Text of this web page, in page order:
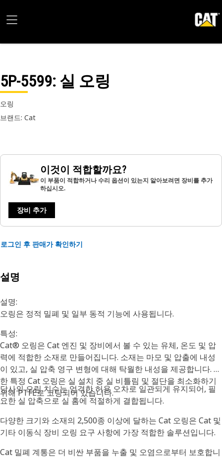
5P-5599: 실 오링
오링
브랜드: Cat
이것이 적합할까요?
이 부품이 적합하거나 수리 옵션이 있는지 알아보려면 장비를 추가
하십시오.
장비 추가
로그인 후 판매가 확인하기
설명
설명:
오링은 정적 밀폐 및 일부 동적 기능에 사용됩니다.
특성:
Cat® 오링은 Cat 엔진 및 장비에서 볼 수 있는 유체, 온도 및 압
력에 적합한 소재로 만들어집니다. 소재는 마모 및 압출에 내성
이 있고, 실 압축 영구 변형에 대해 탁월한 내성을 제공합니다. 또
한 특정 Cat 오링은 실 설치 중 실 비틀림 및 절단을 최소화하기
위해 PTFE로 코팅되어 있습니다.
당사의 오링 치수는 엄격한 허용 오차로 일관되게 유지되어, 필
요한 실 압축으로 실 홈에 적절하게 결합됩니다.
다양한 크기와 소재의 2,500종 이상에 달하는 Cat 오링은 Cat 및
기타 이동식 장비 오링 요구 사항에 가장 적합한 솔루션입니다.
Cat 밀폐 계통은 더 비싼 부품을 누출 및 오염으로부터 보호합니